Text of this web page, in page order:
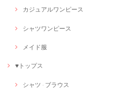
カジュアルワンピース
シャツワンピース
メイド服
♥トップス
シャツ · ブラウス